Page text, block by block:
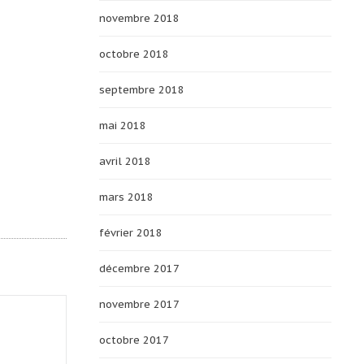
novembre 2018
octobre 2018
septembre 2018
mai 2018
avril 2018
mars 2018
février 2018
décembre 2017
novembre 2017
octobre 2017